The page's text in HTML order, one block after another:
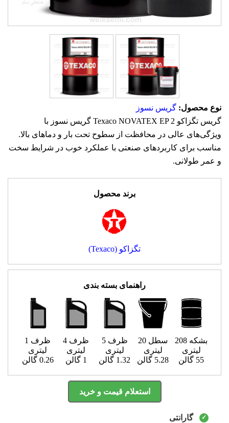
نوع محصول: گریس نسوز
گریس تگزاکو Texaco NOVATEX EP 2 گریس نسوز با
ویژگی‌های عالی در محافظت از سطوح تحت بار و دماهای بالا.
مناسب برای کاربردهای صنعتی با عملکرد خوب در شرایط سخت
و عمر طولانی.
برند محصول
تگزاکو (Texaco)
راهنمای بسته بندی
بشکه 208
لیتری
55 گالن
سطل 20
لیتری
5.28 گالن
ظرف 5
لیتری
1.32 گالن
ظرف 4
لیتری
1 گالن
ظرف 1
لیتری
0.26 گالن
استعلام قیمت و خرید
گارانتی